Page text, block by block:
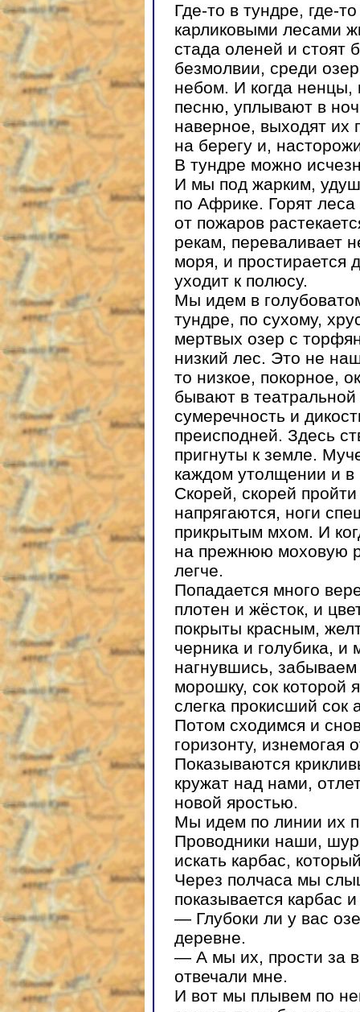
Где-то в тундре, где-
карликовыми лесами
стада оленей и стоят
безмолвии, среди
небом. И когда
песню, уплывают в
наверное, выходят их
на берегу и,
В тундре можно
И мы под жарким,
по Африке. Горят
от пожаров
рекам, переваливает
моря, и простирается
уходит к полюсу.
Мы идем в
тундре, по сухому,
мертвых озер с
низкий лес. Это не
то низкое, покорное,
бывают в
сумеречность и
преисподней. Здесь
пригнуты к земле.
каждом утолщении и в
Скорей, скорей
напрягаются, ноги
прикрытым мхом. И
на прежнюю моховую
легче.
Попадается много
плотен и жёсток, и
покрыты красным,
черника и голубика,
нагнувшись,
морошку, сок которой
слегка прокисший сок
Потом сходимся и
горизонту, изнемогая
Показываются
кружат над нами,
новой яростью.
Мы идем по линии их
Проводники наши,
искать карбас,
Через полчаса мы
показывается карбас
— Глубоки ли у вас
деревне.
— А мы их, прости за
отвечали мне.
И вот мы плывем по